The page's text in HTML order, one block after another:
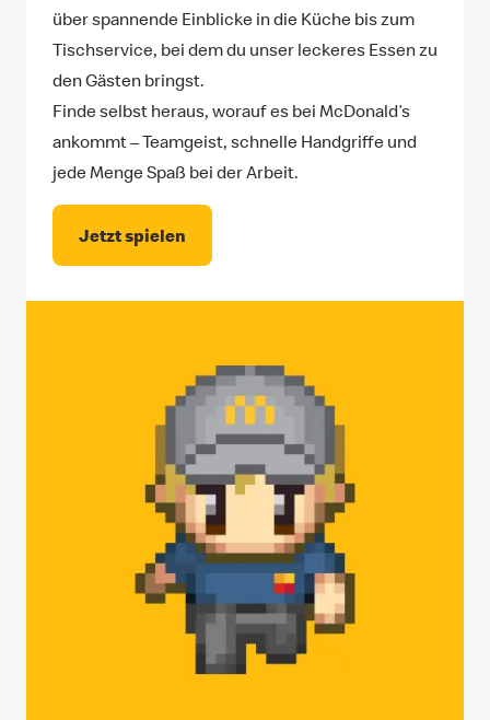
über spannende Einblicke in die Küche bis zum
Tischservice, bei dem du unser leckeres Essen zu
den Gästen bringst.
Finde selbst heraus, worauf es bei McDonald’s
ankommt – Teamgeist, schnelle Handgriffe und
jede Menge Spaß bei der Arbeit.
Jetzt spielen